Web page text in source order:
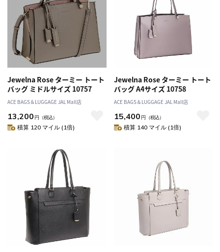
Jewelna Rose ターミー トート
バッグ ミドルサイズ 10757
ACE BAGS＆LUGGAGE JAL Mall店
13,200 円 （税込）
積算 120 マイル (1倍)
Jewelna Rose ターミー トート
バッグ A4サイズ 10758
ACE BAGS＆LUGGAGE JAL Mall店
15,400 円 （税込）
積算 140 マイル (1倍)